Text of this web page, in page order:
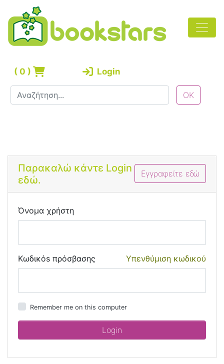
( 0 ) Login
Εγγραφείτε εδώ
Παρακαλώ κάντε Login
εδώ.
Όνομα χρήστη
Υπενθύμιση κωδικού
Κωδικόs πρόσβασης
Remember me on this computer